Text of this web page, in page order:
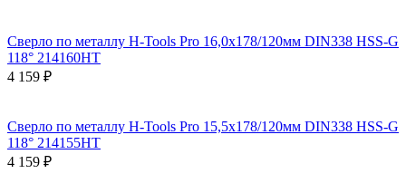
Сверло по металлу H-Tools Pro 16,0x178/120мм DIN338 HSS-G
118° 214160HT
4 159 ₽
Сверло по металлу H-Tools Pro 15,5x178/120мм DIN338 HSS-G
118° 214155HT
4 159 ₽